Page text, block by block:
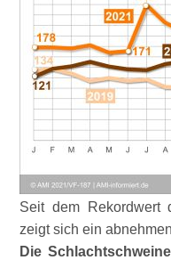
Seit dem Rekordwert
zeigt sich ein
Die